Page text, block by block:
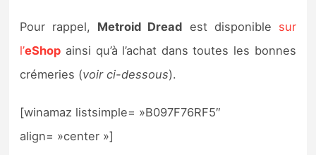
Pour rappel, Metroid Dread est disponible sur
l’eShop ainsi qu’à l’achat dans toutes les bonnes
crémeries (voir ci-dessous).
[winamaz listsimple= »B097F76RF5″
align= »center »]